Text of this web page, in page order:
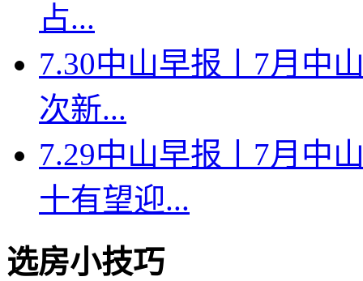
占...
7.30中山早报丨7月中
次新...
7.29中山早报丨7月中
十有望迎...
选房小技巧